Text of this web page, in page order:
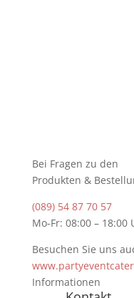
Bei Fragen zu den
Produkten &
(089) 54 87 70 57
Mo-Fr: 08:00 – 18:00
Besuchen Sie uns
Informationen